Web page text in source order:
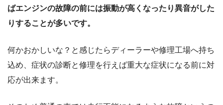
ばエンジンの故障の前には振動が高くなったり異音がした
りすることが多いです。
何かおかしいな？と感じたらディーラーや修理工場へ持ち
込め、症状の診断と修理を行えば重大な症状になる前に対
応が出来ます。